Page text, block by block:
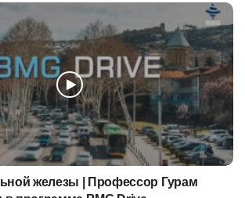
железы | Профессор Гурам